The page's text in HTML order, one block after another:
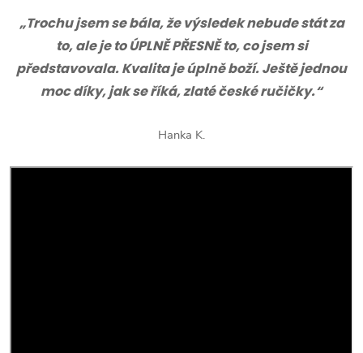
„Trochu jsem se bála, že výsledek nebude stát za
to, ale je to ÚPLNĚ PŘESNĚ to, co jsem si
představovala. Kvalita je úplně boží. Ještě jednou
moc díky, jak se říká, zlaté české ručičky.“
Hanka K.